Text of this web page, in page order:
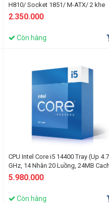
H810/ Socket 1851/ M-ATX/ 2 khe
ram)
2.350.000
Còn hàng
CPU Intel Core i5 14400 Tray (Up 4.7
GHz, 14 Nhân 20 Luồng, 24MB
Raptor Lake)
5.980.000
Còn hàng